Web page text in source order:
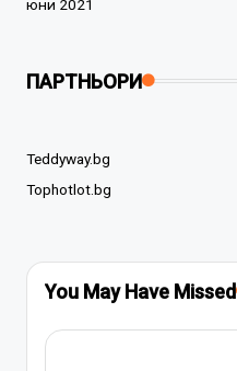
юни 2021
ПАРТНЬОРИ
Teddyway.bg
Tophotlot.bg
You May Have Missed